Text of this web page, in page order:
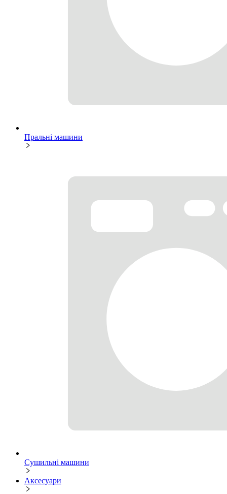
Пральні машини
Сушильні машини
Аксесуари